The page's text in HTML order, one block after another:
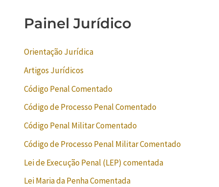
Painel Jurídico
Orientação Jurídica
Artigos Jurídicos
Código Penal Comentado
Código de Processo Penal Comentado
Código Penal Militar Comentado
Código de Processo Penal Militar Comentado
Lei de Execução Penal (LEP) comentada
Lei Maria da Penha Comentada